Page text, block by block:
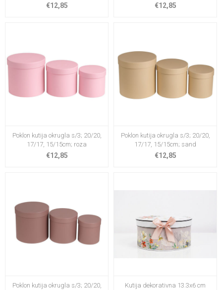
€12,85 €12,85
Poklon kutija okrugla s/3; 20/20,
17/17, 15/15cm; roza
€12,85
Poklon kutija okrugla s/3; 20/20,
17/17, 15/15cm; sand
€12,85
Poklon kutija okrugla s/3; 20/20,
Kutija dekorativna 13.3x6 cm